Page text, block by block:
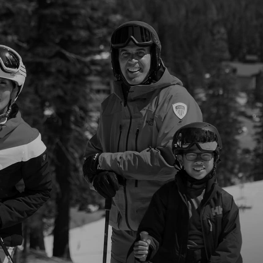
Poglej Vse
Inline
Skates
Poglej
Vse